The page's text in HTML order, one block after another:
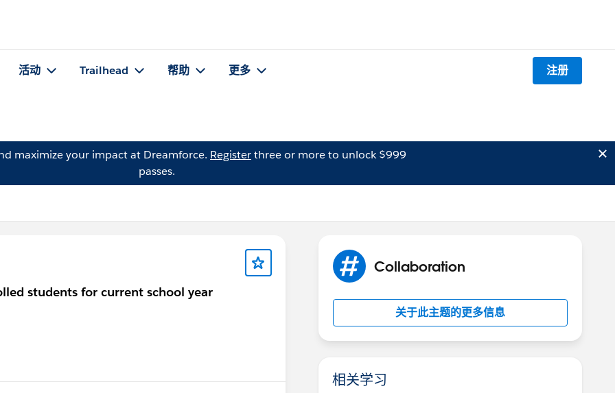
活动 Trailhead 帮助 更多 注册
maximize your impact at Dreamforce. Registerthree or more to unlock $999
passes.
students for current school year
Collaboration
关于此主题的更多信息
相关学习